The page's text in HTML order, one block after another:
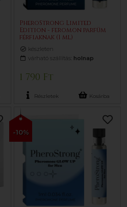
PheroStrong Limited
Edition - feromon parfüm
férfiaknak (1 ml)
készleten
várható szállítás: holnap
1 790 Ft
Részletek Kosárba
-10%